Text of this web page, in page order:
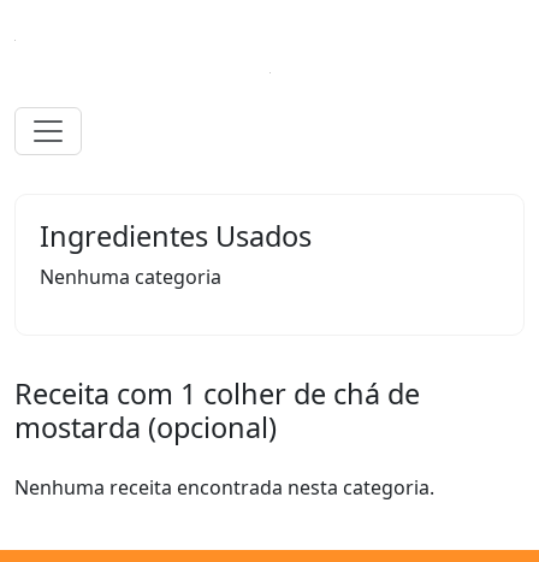
Ingredientes Usados
Nenhuma categoria
Receita com 1 colher de chá de
mostarda (opcional)
Nenhuma receita encontrada nesta categoria.